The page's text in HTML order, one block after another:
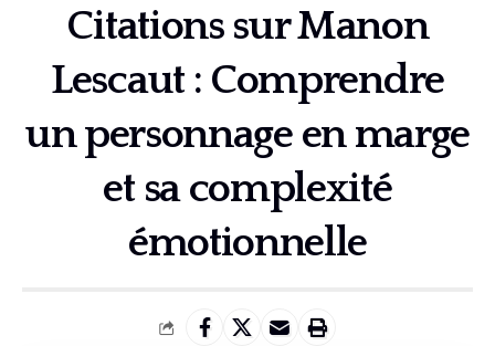
Citations sur Manon
Lescaut : Comprendre
un personnage en marge
et sa complexité
émotionnelle